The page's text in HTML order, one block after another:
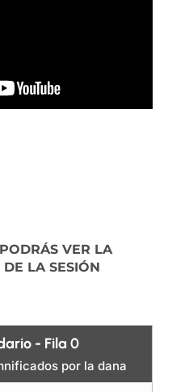
VER LA
LA SESIÓN
- Fila 0
por la dana